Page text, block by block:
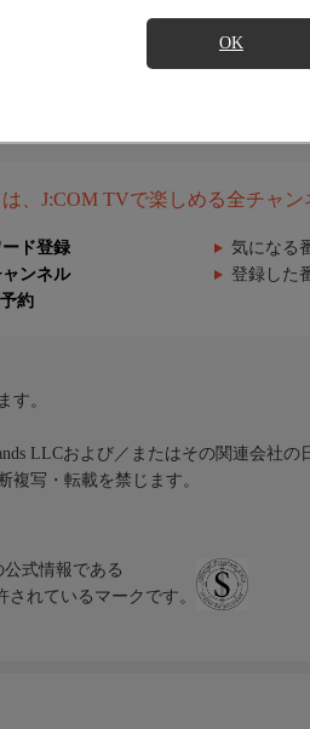
OK
、J:COM TVで楽しめる全チャ
ド登録 気になる
ンネル 登録した
約
す。
LLCおよび／またはその関連会社の
複写・転載を禁じます。
式情報である
されているマークです。